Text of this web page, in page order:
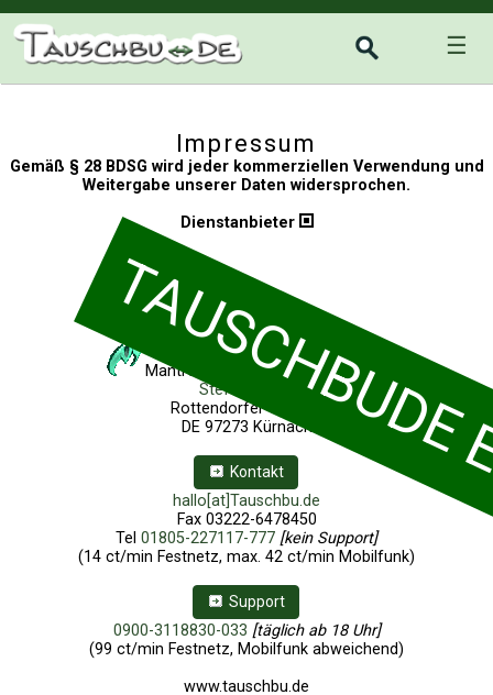
☰
Impressum
Gemäß § 28 BDSG wird jeder kommerziellen Verwendung und
Weitergabe unserer Daten widersprochen.
Dienstanbieter
Mantronic™ Software , Einzelfirma
Steffen Beck
Rottendorfer Weg 12
DE 97273 Kürnach
Kontakt
hallo[at]Tauschbu.de
Fax 03222-6478450
Tel 01805-227117-777 [kein Support]
(14 ct/min Festnetz, max. 42 ct/min Mobilfunk)
Support
0900-3118830-033 [täglich ab 18 Uhr]
(99 ct/min Festnetz, Mobilfunk abweichend)
www.tauschbu.de